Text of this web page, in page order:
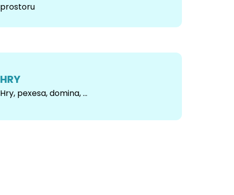
prostoru
HRY
Hry, pexesa, domina, ...